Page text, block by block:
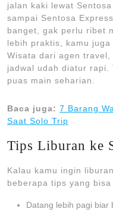
jalan kaki lewat
sampai Sentosa
banget, gak perlu ribet
lebih praktis, kamu
Wisata dari agen
jadwal udah diatur rapi.
puas main seharian.
Baca juga: 7 Barang
Saat Solo Trip
Tips Liburan ke
Kalau kamu ingin
beberapa tips yang
Datang lebih pagi biar